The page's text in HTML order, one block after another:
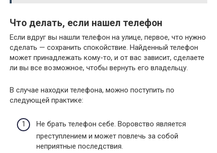
Что делать, если нашел телефон
Если вдруг вы нашли телефон на улице, первое, что нужно
сделать — сохранить спокойствие. Найденный телефон
может принадлежать кому-то, и от вас зависит, сделаете
ли вы все возможное, чтобы вернуть его владельцу.
В случае находки телефона, можно поступить по
следующей практике:
Не брать телефон себе. Воровство является
преступлением и может повлечь за собой
неприятные последствия.